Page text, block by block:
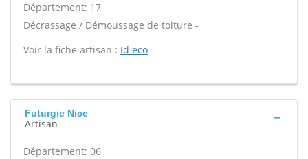
Département: 17
Décrassage / Démoussage de toiture -
Voir la fiche artisan : Id eco
Futurgie Nice
Artisan
Département: 06